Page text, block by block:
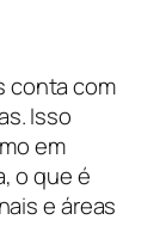
conta com
Isso
em
o que é
e áreas